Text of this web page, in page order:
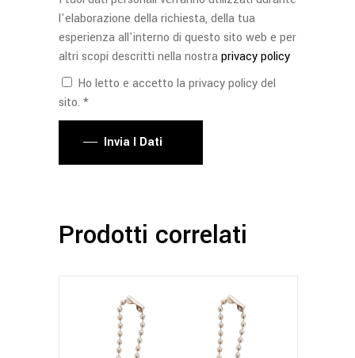
l'elaborazione della richiesta, della tua
esperienza all'interno di questo sito web e per
altri scopi descritti nella nostraprivacy policy
Ho letto e accetto la privacy policy del
sito. *
Invia I Dati
Prodotti correlati